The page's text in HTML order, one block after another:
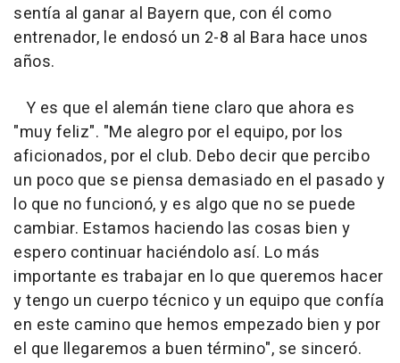
sentía al ganar al Bayern que, con él como
entrenador, le endosó un 2-8 al Bara hace unos
años.
Y es que el alemán tiene claro que ahora es
"muy feliz". "Me alegro por el equipo, por los
aficionados, por el club. Debo decir que percibo
un poco que se piensa demasiado en el pasado y
lo que no funcionó, y es algo que no se puede
cambiar. Estamos haciendo las cosas bien y
espero continuar haciéndolo así. Lo más
importante es trabajar en lo que queremos hacer
y tengo un cuerpo técnico y un equipo que confía
en este camino que hemos empezado bien y por
el que llegaremos a buen término", se sinceró.